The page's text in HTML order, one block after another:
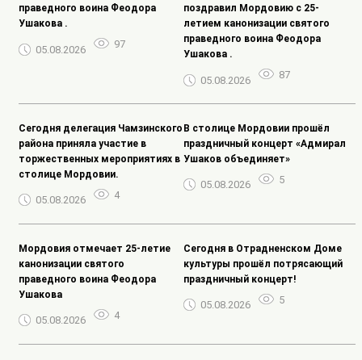
праведного воина Феодора
Ушакова .
05.08.2026 97
поздравил Мордовию с 25-
летием канонизации святого
праведного воина Феодора
Ушакова .
05.08.2026 87
Сегодня делегация Чамзинского
района приняла участие в
торжественных мероприятиях в
столице Мордовии.
05.08.2026 4
В столице Мордовии прошёл
праздничный концерт «Адмирал
Ушаков объединяет»
05.08.2026 5
Мордовия отмечает 25-летие
канонизации святого
праведного воина Феодора
Ушакова
05.08.2026 4
Сегодня в Отрадненском Доме
культуры прошёл потрясающий
праздничный концерт!
05.08.2026 5